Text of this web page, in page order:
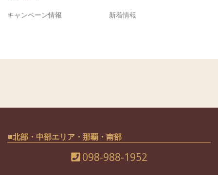
キャンペーン情報 新着情報
■北部・中部エリア・那覇・南部
098-988-1952